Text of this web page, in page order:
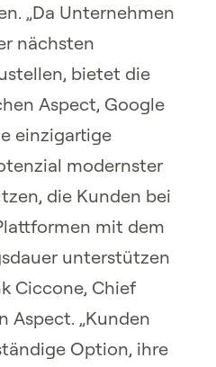
„Da Unternehmen
nächsten
bietet die
Aspect, Google
einzigartige
modernster
die Kunden bei
mit dem
unterstützen
Ciccone, Chief
Aspect. „Kunden
Option, ihre